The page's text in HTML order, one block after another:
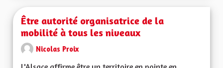
Être autorité organisatrice de la
mobilité à tous les niveaux
Nicolas Proix